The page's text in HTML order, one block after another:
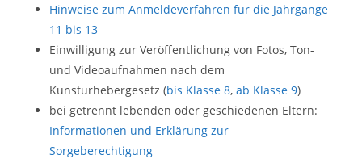
Hinweise zum Anmeldeverfahren für die Jahrgänge
11 bis 13
Einwilligung zur Veröffentlichung von Fotos, Ton-
und Videoaufnahmen nach dem
Kunsturhebergesetz (bis Klasse 8,ab Klasse 9)
bei getrennt lebenden oder geschiedenen Eltern:
Informationen und Erklärung zur
Sorgeberechtigung